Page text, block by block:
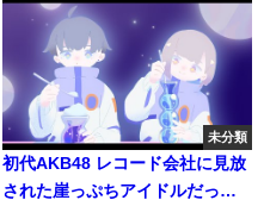
未分類
初代AKB48 レコード会社に見放
された崖っぷちアイドルだった